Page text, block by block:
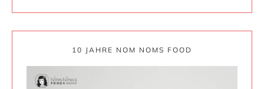
10 JAHRE NOM NOMS FOOD